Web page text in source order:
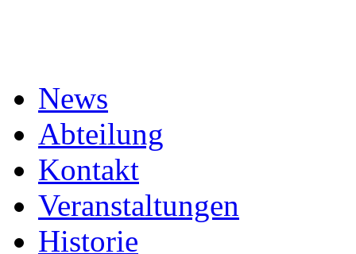
News
Abteilung
Kontakt
Veranstaltungen
Historie